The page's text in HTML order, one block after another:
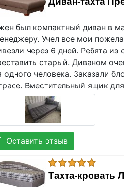
был компактный диван в
Учел все мои
через 6 дней. Ребята
старый. Диваном
одного человека. Заказали
Вместительный ящик
Оставить отзыв
Тахта-кровать